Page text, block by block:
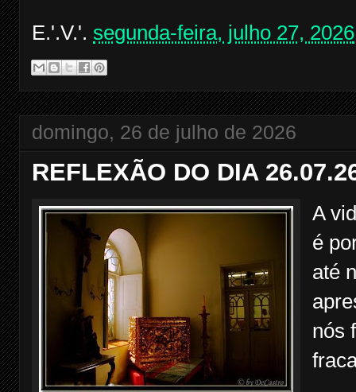
E.'.V.'. segunda-feira, julho 27, 2026
domingo, 26 de julho de 2026
REFLEXÃO DO DIA
A
é
até
nós